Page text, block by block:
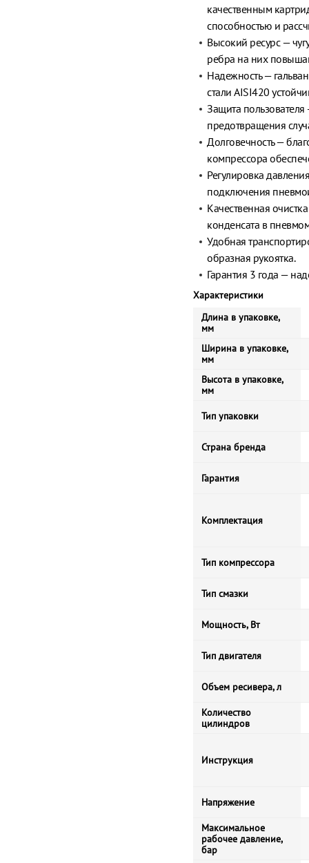
качественным
способностью и
Высокий ресурс —
ребра на них
Надежность —
стали AISI420
Защита
предотвращения
Долговечность —
компрессора
Регулировка
подключения
Качественная
конденсата в
Удобная
образная рукоятка.
Гарантия 3 года —
Характеристики
Длина в упаковке,
мм
Ширина в упаковке,
мм
Высота в упаковке,
мм
Тип упаковки
Страна бренда
Гарантия
Комплектация
Тип компрессора
Тип смазки
Мощность, Вт
Тип двигателя
Объем ресивера, л
Количество
цилиндров
Инструкция
Напряжение
Максимальное
рабочее давление,
бар